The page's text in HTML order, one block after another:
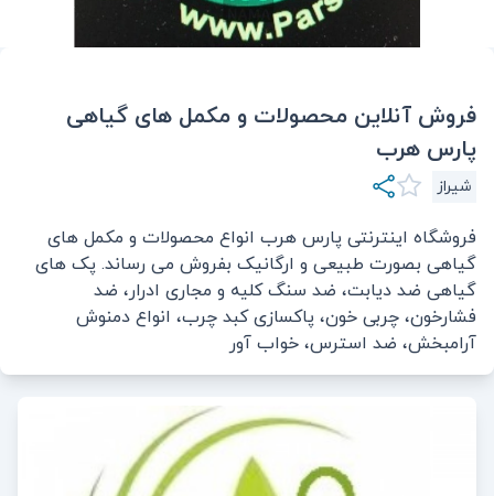
فروش آنلاین محصولات و مکمل های گیاهی
پارس هرب
شیراز
فروشگاه اینترنتی پارس هرب انواع محصولات و مکمل های
گیاهی بصورت طبیعی و ارگانیک بفروش می رساند. پک های
گیاهی ضد دیابت، ضد سنگ کلیه و مجاری ادرار، ضد
فشارخون، چربی خون، پاکسازی کبد چرب، انواع دمنوش
آرامبخش، ضد استرس، خواب آور